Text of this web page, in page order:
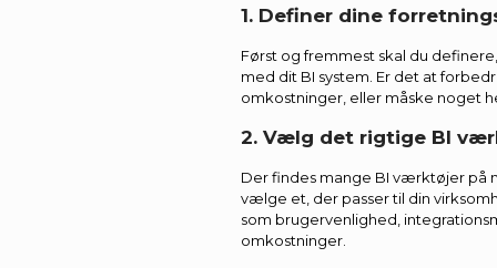
1. Definer dine
Først og fremmest skal du
med dit BI system. Er det at
omkostninger, eller måske noget
2. Vælg det rigtige BI
Der findes mange BI værktøjer på
vælge et, der passer til din
som brugervenlighed,
omkostninger.